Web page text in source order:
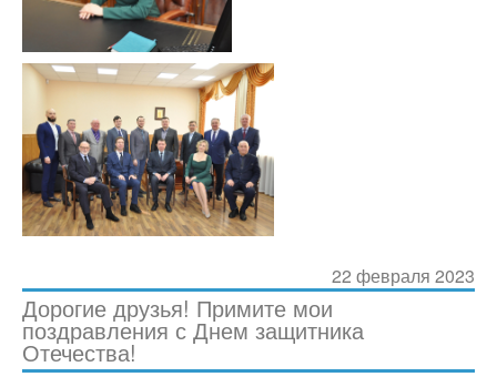
22 февраля 2023
Дорогие друзья! Примите мои
поздравления с Днем защитника
Отечества!